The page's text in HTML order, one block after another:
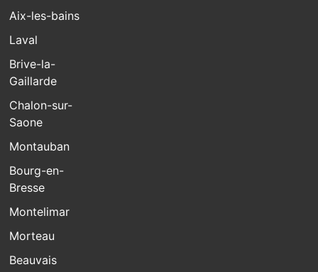
Aix-les-bains
Laval
Brive-la-
Gaillarde
Chalon-sur-
Saone
Montauban
Bourg-en-
Bresse
Montelimar
Morteau
Beauvais